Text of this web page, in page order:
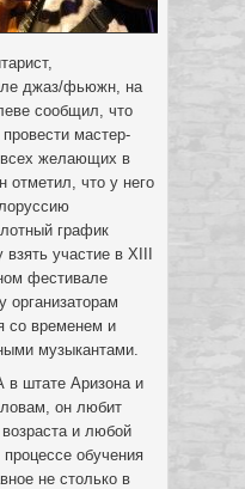
джаз/фьюжн, на
сообщил, что
мастер-
всех желающих в
отметил, что у него
график
участие в XIII
фестивале
организаторам
со временем и
музыкантами.
штате Аризона и
он любит
и любой
обучения
не столько в